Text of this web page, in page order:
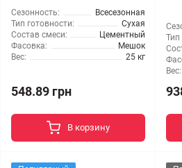
Сезонность:
Всесезонная
Тип готовности:
Сухая
Состав смеси:
Цементный
Фасовка:
Мешок
Вес:
25 кг
548.89 грн
В корзину
Тип
Вес: